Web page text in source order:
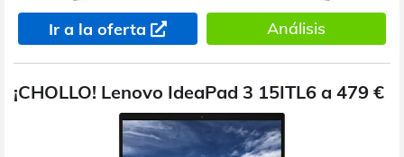
Ir a la oferta Análisis
¡CHOLLO! Lenovo IdeaPad 3 15ITL6 a 479 €